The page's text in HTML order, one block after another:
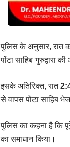
पुलिस के अनुसार, रात
पोंटा साहिब गुरुद्वारा
इसके अतिरिक्त, रात
से वापस पोंटा साहिब
पुलिस का कहना है कि
का समाधान किया।